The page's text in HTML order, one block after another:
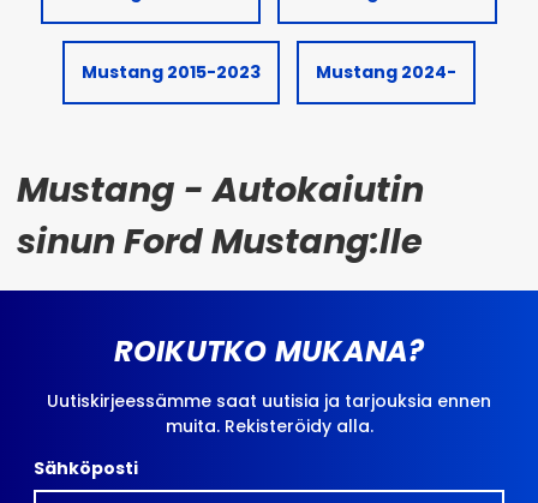
Mustang 2015-2023 Mustang 2024-
Mustang - Autokaiutin
sinun Ford Mustang:lle
ROIKUTKO MUKANA?
Uutiskirjeessämme saat uutisia ja tarjouksia ennen
muita. Rekisteröidy alla.
Sähköposti